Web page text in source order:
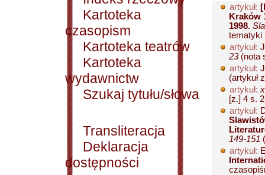
Kartoteka
czasopism
Kartoteka teatrów
Kartoteka
wydawnictw
Szukaj tytułu/słowa
Transliteracja
Deklaracja
dostępności
artykuł:
Kraków
1998.
tematyki
artykuł:
23(nota
artykuł:
(artykuł
artykuł:
[z.] 4 s.
artykuł:
149-151
artykuł: